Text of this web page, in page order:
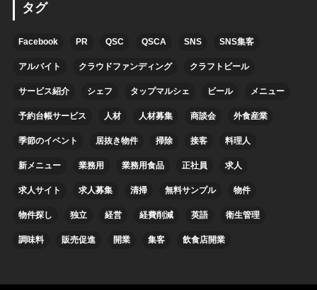
タグ
Facebook PR QSC QSCA SNS SNS集客
アルバイト クラウドファンディング クラフトビール
サービス紹介 シェフ タップマルシェ ビール メニュー
予約台帳サービス 人材 人材募集 商談会 外食産業
季節のイベント 居抜き物件 掃除 接客 料理人
新メニュー 業務用 業務用食品 正社員 求人
求人サイト 求人募集 清掃 無料サンプル 物件
物件探し 独立 経営 経費削減 英語 衛生管理
調味料 販売促進 開業 集客 飲食店開業